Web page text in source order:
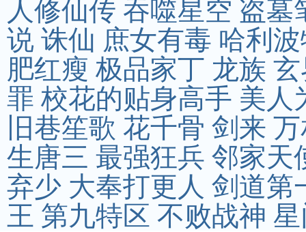
人修仙传 吞噬星空 盗墓
说 诛仙 庶女有毒 哈利
肥红瘦 极品家丁 龙族
罪 校花的贴身高手 美人
旧巷笙歌 花千骨 剑来
生唐三 最强狂兵 邻家天
弃少 大奉打更人 剑道第
王 第九特区 不败战神